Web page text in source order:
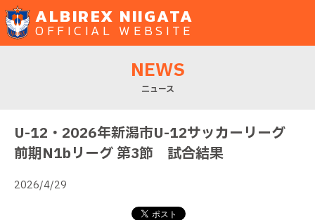
ALBIREX NIIGATA
OFFICIAL WEBSITE
NEWS
ニュース
U-12・2026年新潟市U-12サッカーリーグ
前期N1bリーグ 第3節 試合結果
2026/4/29